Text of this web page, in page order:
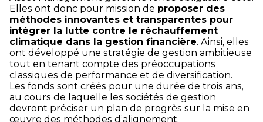
Elles ont donc pour mission de proposer des
méthodes innovantes et transparentes pour
intégrer la lutte contre le réchauffement
climatique dans la gestion financière. Ainsi, elles
ont développé une stratégie de gestion ambitieuse
tout en tenant compte des préoccupations
classiques de performance et de diversification.
Les fonds sont créés pour une durée de trois ans,
au cours de laquelle les sociétés de gestion
devront préciser un plan de progrès sur la mise en
œuvre des méthodes d’alignement.